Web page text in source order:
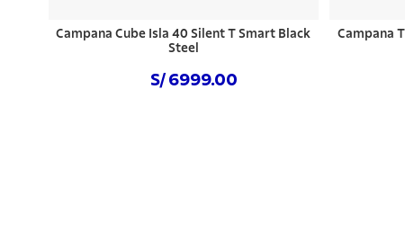
Campana Cube Isla 40 Silent T Smart Black
Steel
S/ 6999.00
Campana